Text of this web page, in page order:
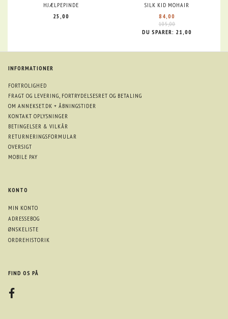
HJÆLPEPINDE
25,00
SILK KID MOHAIR
84,00
105,00
DU SPARER: 21,00
INFORMATIONER
FORTROLIGHED
FRAGT OG LEVERING, FORTRYDELSESRET OG BETALING
OM ANNEKSET.DK + ÅBNINGSTIDER
KONTAKT OPLYSNINGER
BETINGELSER & VILKÅR
RETURNERINGSFORMULAR
OVERSIGT
MOBILE PAY
KONTO
MIN KONTO
ADRESSEBOG
ØNSKELISTE
ORDREHISTORIK
FIND OS PÅ